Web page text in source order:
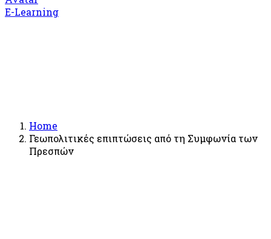
E-Learning
Home
Γεωπολιτικές επιπτώσεις από τη Συμφωνία των
Πρεσπών